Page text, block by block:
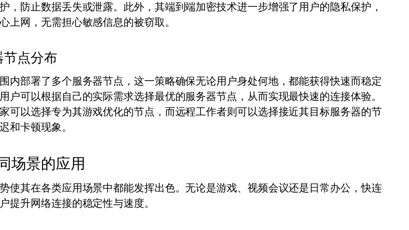
，防止数据丢失或泄露。此外，其端到端加密技术进一步增强了用户的隐私保护，
上网，无需担心敏感信息的被窃取。
点分布
内部署了多个服务器节点，这一策略确保无论用户身处何地，都能获得快速而稳定
户可以根据自己的实际需求选择最优的服务器节点，从而实现最快速的连接体验。
可以选择专为其游戏优化的节点，而远程工作者则可以选择接近其目标服务器的节
和卡顿现象。
场景的应用
使其在各类应用场景中都能发挥出色。无论是游戏、视频会议还是日常办公，快连
提升网络连接的稳定性与速度。